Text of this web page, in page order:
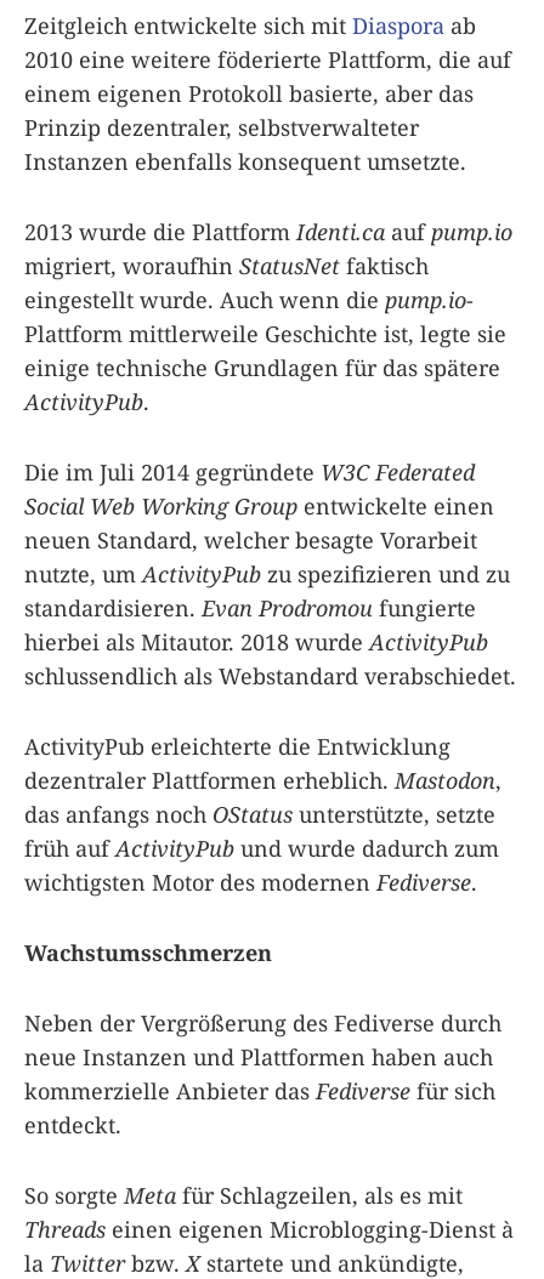
Zeitgleich entwickelte sich mit Diaspora ab
2010 eine weitere föderierte Plattform, die auf
einem eigenen Protokoll basierte, aber das
Prinzip dezentraler, selbstverwalteter
Instanzen ebenfalls konsequent umsetzte.
2013 wurde die Plattform Identi.ca auf pump.io
migriert, woraufhin StatusNet faktisch
eingestellt wurde. Auch wenn die pump.io-
Plattform mittlerweile Geschichte ist, legte sie
einige technische Grundlagen für das spätere
ActivityPub.
Die im Juli 2014 gegründete W3C Federated
Social Web Working Group entwickelte einen
neuen Standard, welcher besagte Vorarbeit
nutzte, um ActivityPub zu spezifizieren und zu
standardisieren. Evan Prodromou fungierte
hierbei als Mitautor. 2018 wurde ActivityPub
schlussendlich als Webstandard verabschiedet.
ActivityPub erleichterte die Entwicklung
dezentraler Plattformen erheblich. Mastodon,
das anfangs noch OStatus unterstützte, setzte
früh aufActivityPub und wurde dadurch zum
wichtigsten Motor des modernen Fediverse.
Wachstumsschmerzen
Neben der Vergrößerung des Fediverse durch
neue Instanzen und Plattformen haben auch
kommerzielle Anbieter das Fediverse für sich
entdeckt.
So sorgte Meta für Schlagzeilen, als es mit
Threads einen eigenen Microblogging-Dienst à
la Twitterbzw. Xstartete und ankündigte,